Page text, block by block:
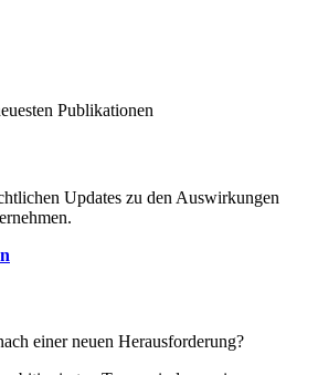
Publikationen
Updates zu den Auswirkungen
einer neuen Herausforderung?